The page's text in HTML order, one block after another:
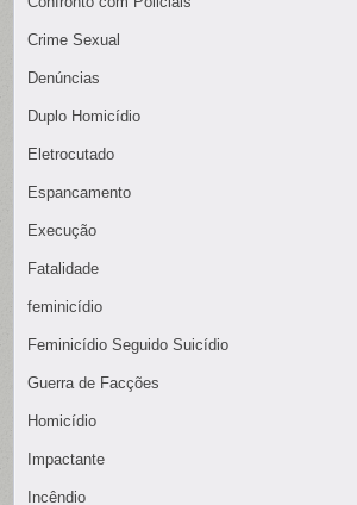
Crime Sexual
Denúncias
Duplo Homicídio
Eletrocutado
Espancamento
Execução
Fatalidade
feminicídio
Feminicídio Seguido Suicídio
Guerra de Facções
Homicídio
Impactante
Incêndio